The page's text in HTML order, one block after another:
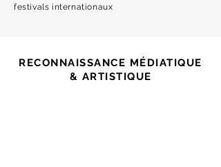
festivals internationaux
RECONNAISSANCE MÉDIATIQUE
& ARTISTIQUE